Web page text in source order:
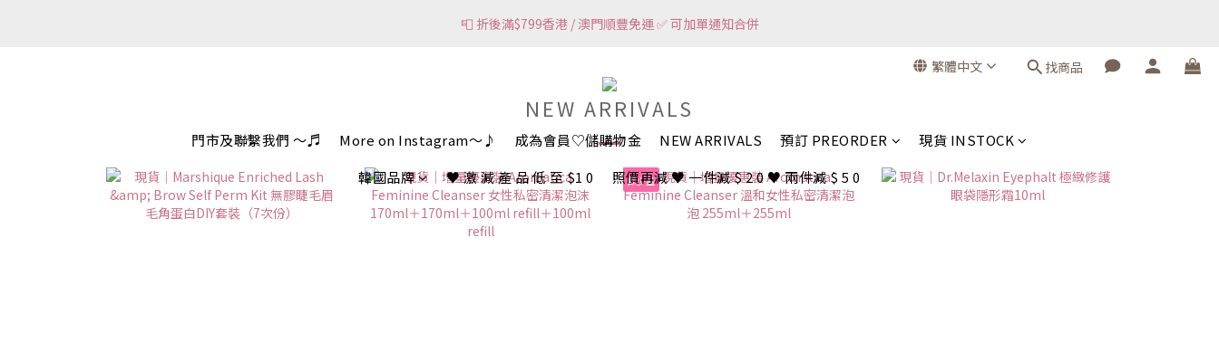
🌸網頁顯示有現貨 ＝ 🌸門市有現貨可即場選購
1
0
0
📮 折後滿$799香港 / 澳門順豐免運 ✅ 可加單通知合併
繁體中文 找商品
門市及聯繫我們 ～♬ More on Instagram～♪ 成為會員♡儲購物金 NEW ARRIVALS 預訂 PREORDER
現貨 INSTOCK
韓國品牌
♥︎ 激 減 產 品 低 至 $1 0 照價再減 ♥︎ 一件減 $ 2 0 ♥︎ 兩件減 $ 5 0
NEW ARRIVALS
餘少量